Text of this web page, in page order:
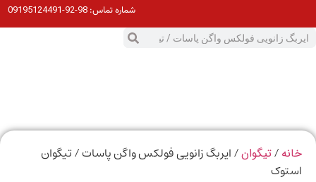
شماره تماس:98-92-09195124491
/تیگوان/ ایربگ زانویی فولکس واگن پاسات / تیگوان